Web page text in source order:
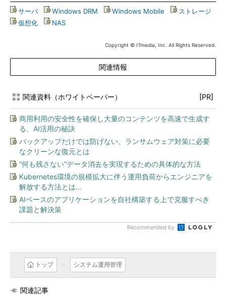
サーバ| Windows DRM Windows Mobile ストレージ
仮想化
NAS
Copyright © ITmedia, Inc. All Rights Reserved.
関連情報
関連資料（ホワイトペーパー） [PR]
商用利用の安全性を確保し大量のコンテンツを高速で生成す
る、AI活用の秘訣
バックアップだけでは防げない、ランサムウェア対策に必要
なクリーンな復元とは
“何も残さない”データ消去を実現するための具体的な方法
Kubernetes環境の規模拡大に伴う運用負荷からエンジニアを
解放する方法とは...
AIベースのアプリケーションを自社構築する上で克服すべき
課題と解決策
Recommended by
トップ システム運用管理
関連記事